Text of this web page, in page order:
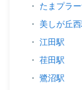
・ たまプラ
・ 美しが丘
・ 江田駅
・ 荏田駅
・ 鷺沼駅